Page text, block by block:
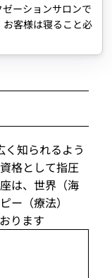
ーションサロンで
客様は寝ること必
知られるよう
格として指圧
は、世界（海
ー（療法）
ります